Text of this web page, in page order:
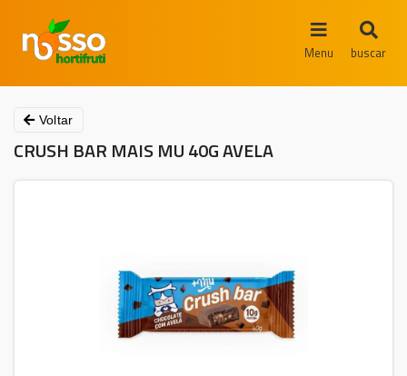
Menu buscar
Voltar
CRUSH BAR MAIS MU 40G AVELA